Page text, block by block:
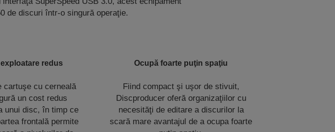
de discuri într-o singură operaţie.
redus
cartuşe cu cerneală
un cost redus
unui disc, în timp ce
frontală permite
Ocupă foarte puţin spaţiu
Fiind compact şi uşor de stivuit,
Discproducer oferă organizaţiilor cu
necesităţi de editare a discurilor la
scară mare avantajul de a ocupa foarte